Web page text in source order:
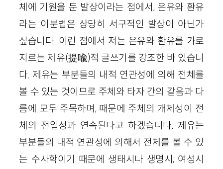
체에 기원을 둔 발상이라는 점에서, 은유와 환유
라는 이분법은 상당히 서구적인 발상이 아닌가
싶습니다. 이런 점에서 저는 은유와 환유를 가로
지르는 제유(提喩)적 글쓰기를 강조한 바 있습니
다. 제유는 부분들의 내적 연관성에 의해 전체를
볼 수 있는 것이므로 주체와 타자 간의 같음과 다
름에 모두 주목하며, 때문에 주체의 개체성이 전
체의 전일성과 연속된다고 하겠습니다. 제유는
부분들의 내적 연관성에 의해서 전체를 볼 수 있
는 수사학이기 때문에 생태시나 생명시, 여성시